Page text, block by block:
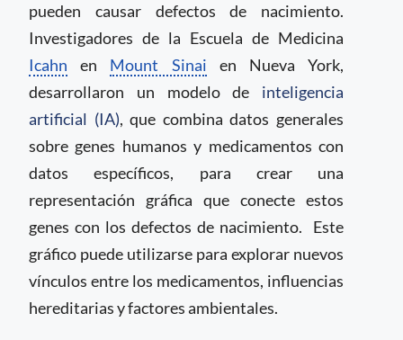
pueden causar defectos de nacimiento.
Investigadores de la Escuela de Medicina
Icahn en Mount Sinai en Nueva York,
desarrollaron un modelo de inteligencia
artificial (IA), que combina datos generales
sobre genes humanos y medicamentos con
datos específicos, para crear una
representación gráfica que conecte estos
genes con los defectos de nacimiento. Este
gráfico puede utilizarse para explorar nuevos
vínculos entre los medicamentos, influencias
hereditarias y factores ambientales.